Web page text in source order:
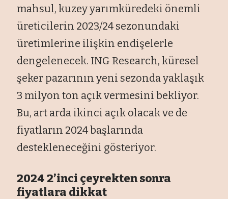
mahsul, kuzey yarımküredeki önemli
üreticilerin 2023/24 sezonundaki
üretimlerine ilişkin endişelerle
dengelenecek. ING Research, küresel
şeker pazarının yeni sezonda yaklaşık
3 milyon ton açık vermesini bekliyor.
Bu, art arda ikinci açık olacak ve de
fiyatların 2024 başlarında
destekleneceğini gösteriyor.
2024 2’inci çeyrekten sonra
fiyatlara dikkat